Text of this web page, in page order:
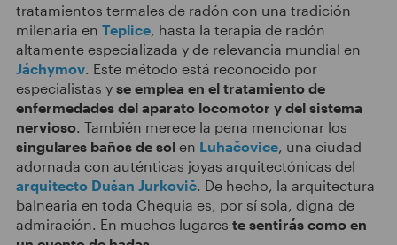
tratamientos termales de radón con una tradición
milenaria en Teplice , hasta la terapia de radón
altamente especializada y de relevancia mundial en
Jáchymov . Este método está reconocido por
especialistas y se emplea en el tratamiento de
enfermedades del aparato locomotor y del sistema
nervioso . También merece la pena mencionar los
singulares baños de sol en Luhačovice , una ciudad
adornada con auténticas joyas arquitectónicas del
arquitecto Dušan Jurkovič . De hecho, la arquitectura
balnearia en toda Chequia es, por sí sola, digna de
admiración. En muchos lugares te sentirás como en